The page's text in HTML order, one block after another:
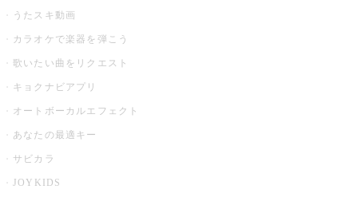
うたスキ動画
カラオケで楽器を弾こう
歌いたい曲をリクエスト
キョクナビアプリ
オートボーカルエフェクト
あなたの最適キー
サビカラ
JOYKIDS